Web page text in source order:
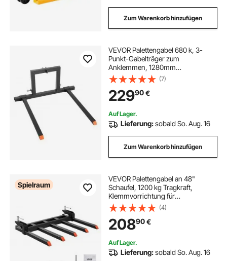
Zum Warenkorb hinzufügen
VEVOR Palettengabel 680 k, 3-
Punkt-Gabelträger zum
Anklemmen, 1280mm
Gesamtlänge, Gabelzinken mit
735-1170 mmeinstellbarer
Gabelbreite,
Schnellkupplungsaufsätze für
Traktoren der Kategorie 1
(7)
22990€
Auf Lager.
Lieferung:sobald So. Aug. 16
Zum Warenkorb hinzufügen
Spielraum
VEVOR Palettengabel an 48"
Schaufel, 1200 kg Tragkraft,
Klemmvorrichtung für
Palettengabelschaufelaufsätze zum
Aufsammeln von
heruntergefallenen Ästen, Schutt
oder Gartenabfällen
(4)
20890€
Auf Lager.
Lieferung:sobald So. Aug. 16